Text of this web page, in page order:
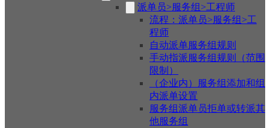
派单员>服务组>工程师
流程：派单员>服务组>工
程师
自动派单服务组规则
手动指派服务组规则（范围
限制）
（企业内）服务组添加和组
内派单设置
服务组派单员拒单或转派其
他服务组